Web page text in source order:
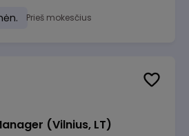
Prieš mokesčius
(Vilnius, LT)